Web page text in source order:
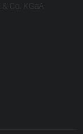
Co. KGaA